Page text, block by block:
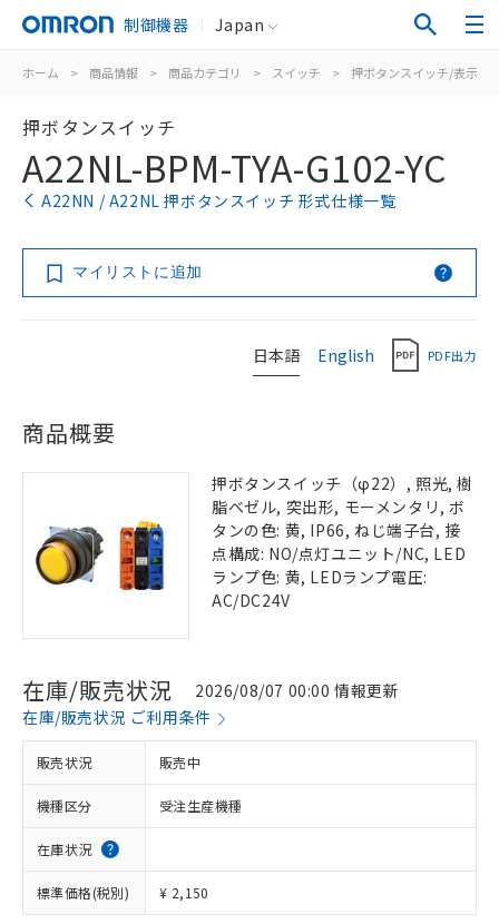
制御機器 Japan
ホーム > 商品情報 > 商品カテゴリ > スイッチ > 押ボタンスイッチ/表示灯
押ボタンスイッチ
A22NL-BPM-TYA-G102-YC
A22NN / A22NL 押ボタンスイッチ 形式仕様一覧
マイリストに追加
日本語 English PDF出力
商品概要
押ボタンスイッチ（φ22）, 照光, 樹
脂ベゼル, 突出形, モーメンタリ, ボ
タンの色: 黄, IP66, ねじ端子台, 接
点構成: NO/点灯ユニット/NC, LED
ランプ色: 黄, LEDランプ電圧:
AC/DC24V
在庫/販売状況
2026/08/07 00:00 情報更新
在庫/販売状況 ご利用条件
販売状況 販売中
機種区分 受注生産機種
在庫状況
標準価格(税別) ¥ 2,150